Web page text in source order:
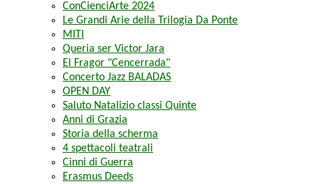
ConCienciArte 2024
Le Grandi Arie della Trilogia Da Ponte
MITI
Queria ser Victor Jara
El Fragor "Cencerrada"
Concerto Jazz BALADAS
OPEN DAY
Saluto Natalizio classi Quinte
Anni di Grazia
Storia della scherma
4 spettacoli teatrali
Cinni di Guerra
Erasmus Deeds